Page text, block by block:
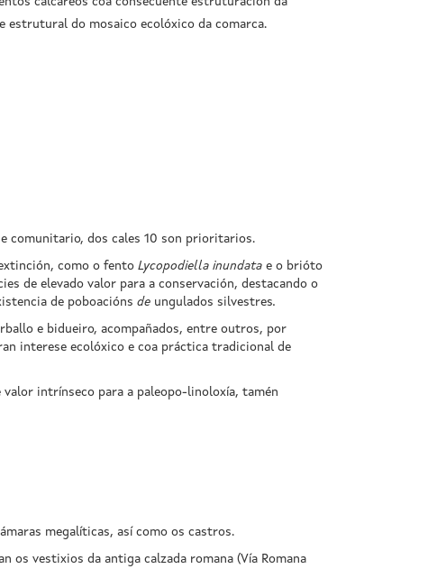
estrutural do mosaico ecolóxico da comarca.
comunitario, dos cales 10 son prioritarios.
como o fento Lycopodiella inundata e o brióto
de elevado valor para a conservación, destacando o
de poboacións de ungulados silvestres.
e bidueiro, acompañados, entre outros, por
interese ecolóxico e coa práctica tradicional de
intrínseco para a paleopo-linoloxía, tamén
megalíticas, así como os castros.
os vestixios da antiga calzada romana (Vía Romana